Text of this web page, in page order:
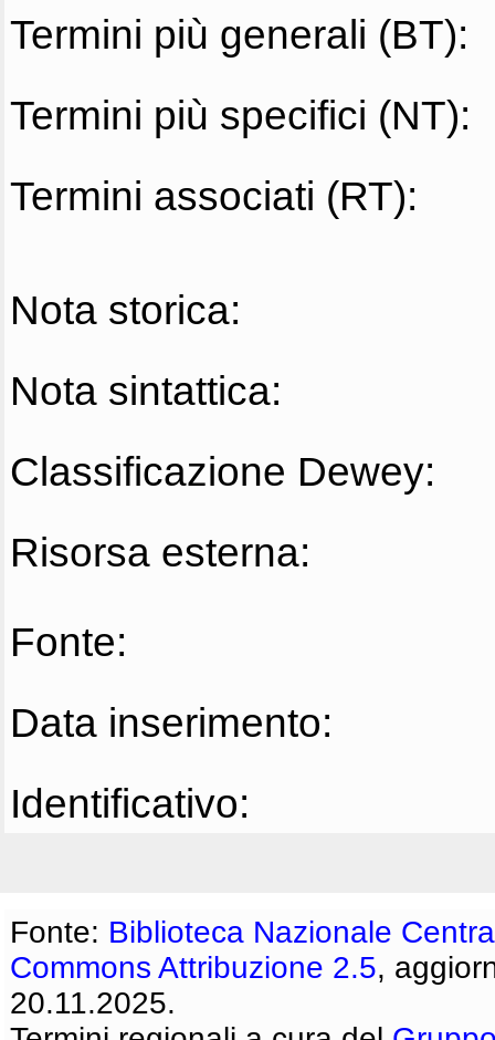
Termini più generali (BT):
Termini più specifici (NT):
Termini associati (RT):
Nota storica:
Nota sintattica:
Classificazione Dewey:
Risorsa esterna:
Fonte:
Data inserimento:
Identificativo:
Fonte: Biblioteca Nazionale
Commons Attribuzione 2.5,
20.11.2025.